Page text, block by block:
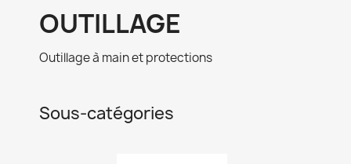
OUTILLAGE
Outillage à main et protections
Sous-catégories